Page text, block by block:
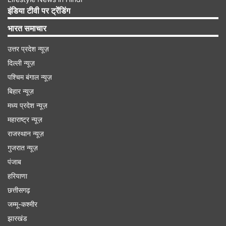
वेस्टइंडीज के हेड कोच डैरेन सैमी ने कहा कि भारत में हुए
T20 वर्ल्ड कप के बाद यह टीम की पहली सीरीज है और
खिलाड़ी जिस जुनून और एकजुटता के साथ खेले थे, उसी
इंडिया टीवी पर ट्रेंडिंग
भारत समाचार
उत्तर प्रदेश न्यूज़
दिल्ली न्यूज़
पश्चिम बंगाल न्यूज़
बिहार न्यूज़
मध्य प्रदेश न्यूज़
महाराष्ट्र न्यूज़
राजस्थान न्यूज़
गुजरात न्यूज़
पंजाब
हरियाणा
छत्तीसगढ़
जम्मू-कश्मीर
झारखंड